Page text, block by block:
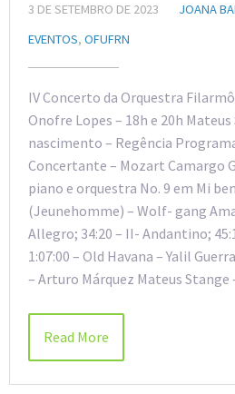
3 DE SETEMBRO DE 2023
JOANA
EVENTOS, OFUFRN
IV Concerto da Orquestra
Onofre Lopes – 18h e 20h
nascimento – Regência
Concertante – Mozart Camargo
piano e orquestra No. 9 em Mi
(Jeunehomme) – Wolf- gang
Allegro; 34:20 – II- Andantino;
1:07:00 – Old Havana – Yalil
– Arturo Márquez Mateus
Read More